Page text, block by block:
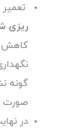
تعمیر
ریزی
کاهش
گونه
صورت
در